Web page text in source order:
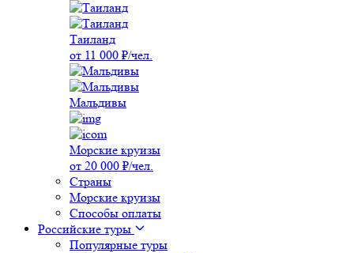
Таиланд
от 11 000 ₽/чел.
Мальдивы
Морские круизы
от 20 000 ₽/чел.
Страны
Морские круизы
Способы оплаты
Российские туры
Популярные туры